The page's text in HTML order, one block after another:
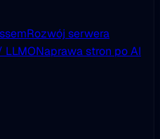
Rozwój serwera
LLMONaprawa stron po AI